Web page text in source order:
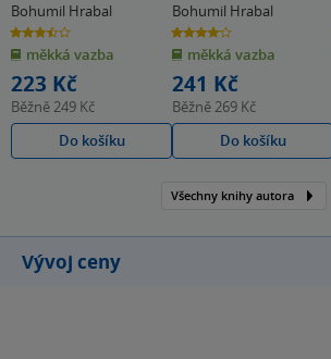
Bohumil Hrabal
3.5
z
5
hvězdiček
měkká vazba
223 Kč
Běžně249 Kč
Do košíku
Bohumil Hrabal
4.1
z
5
hvězdiček
měkká vazba
241 Kč
Běžně269 Kč
Do košíku
Všechny knihy autora
Vývoj ceny